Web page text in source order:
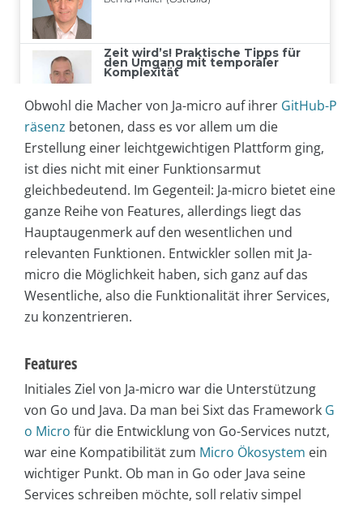
Obwohl die Macher von Ja-micro auf ihrer GitHub-P
räsenz betonen, dass es vor allem um die
Erstellung einer leichtgewichtigen Plattform ging,
ist dies nicht mit einer Funktionsarmut
gleichbedeutend. Im Gegenteil: Ja-micro bietet eine
ganze Reihe von Features, allerdings liegt das
Hauptaugenmerk auf den wesentlichen und
relevanten Funktionen. Entwickler sollen mit Ja-
micro die Möglichkeit haben, sich ganz auf das
Wesentliche, also die Funktionalität ihrer Services,
zu konzentrieren.
Features
Initiales Ziel von Ja-micro war die Unterstützung
von Go und Java. Da man bei Sixt das Framework G
o Micro für die Entwicklung von Go-Services nutzt,
war eine Kompatibilität zum Micro Ökosystem ein
wichtiger Punkt. Ob man in Go oder Java seine
Services schreiben möchte, soll relativ simpel